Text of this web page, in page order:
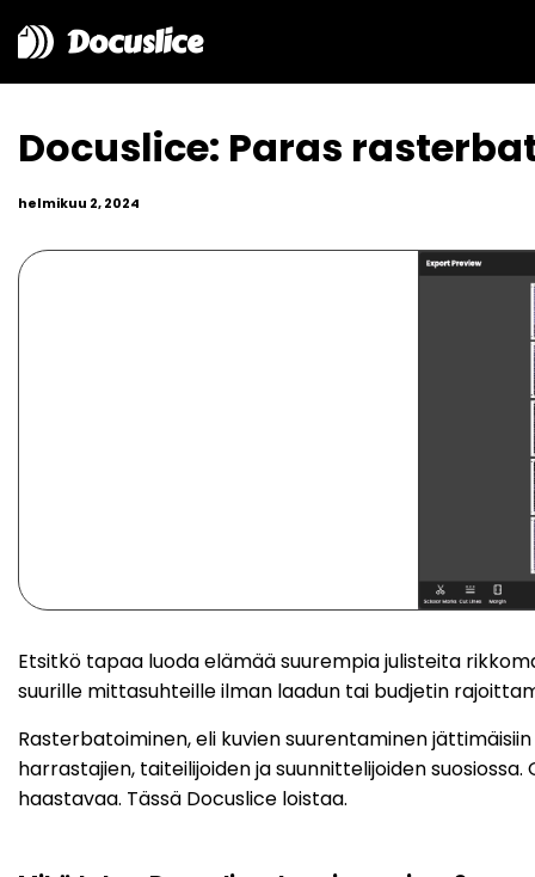
Docuslice
Docuslice: Paras
helmikuu 2, 2024
Etsitkö tapaa luoda elämää suurempia julisteita
suurille mittasuhteille ilman laadun tai budjetin
Rasterbatoiminen, eli kuvien suurentaminen
harrastajien, taiteilijoiden ja suunnittelijoiden
haastavaa. Tässä Docuslice loistaa.